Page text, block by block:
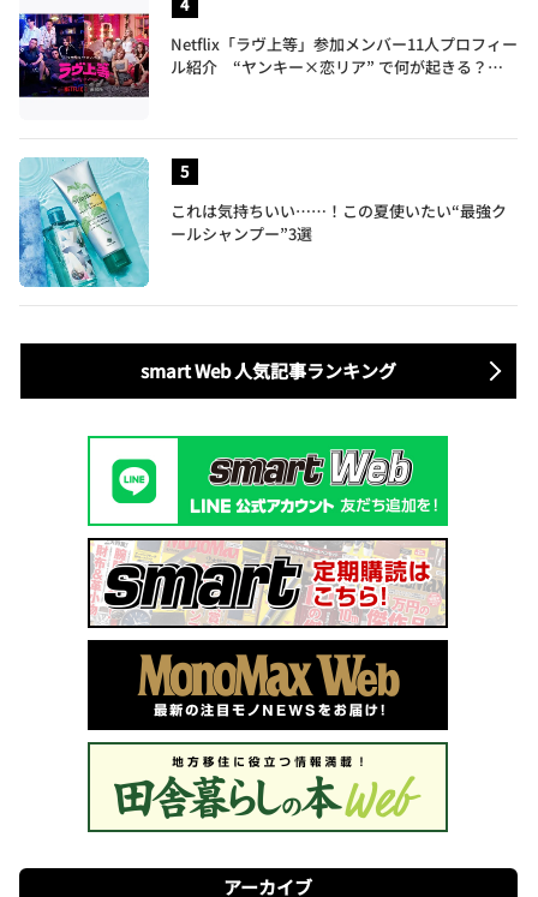
Netflix「ラヴ上等」参加メンバー11人プロフィー
ル紹介 “ヤンキー×恋リア” で何が起きる？地
これは気持ちいい……！この夏使いたい“最強ク
ールシャンプー”3選
smart Web 人気記事ランキング
アーカイブ